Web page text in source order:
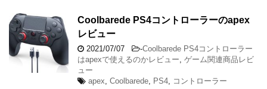
Coolbarede PS4コントローラーのapex
レビュー
2021/07/07 -Coolbarede PS4コントローラー
はapexで使えるのかレビュー ゲーム関連商品レビ
ュー
apex Coolbarede PS4
コントローラー